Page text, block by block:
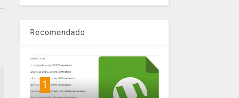
Recomendado
1